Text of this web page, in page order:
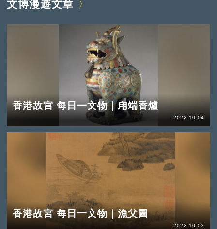
文博漫遊文章
香港故宮 每日一文物｜甪端香爐
2022-10-04
香港故宮 每日一文物｜漁父圖
2022-10-03